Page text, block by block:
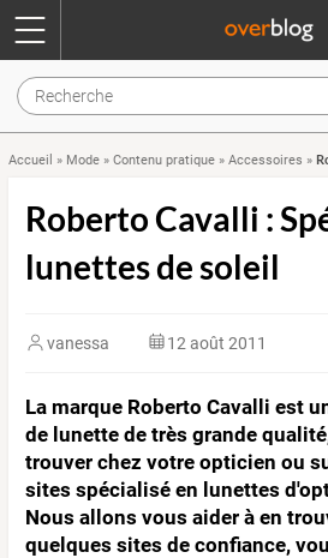
Accueil » Mode » Contenu pratique » Accessoires »
Roberto Cavalli :
lunettes de soleil
vanessa 12 août 2011
La marque Roberto Cavalli est
de lunette de très grande
trouver chez votre opticien ou
sites spécialisé en lunettes
Nous allons vous aider à en
quelques sites de confiance,